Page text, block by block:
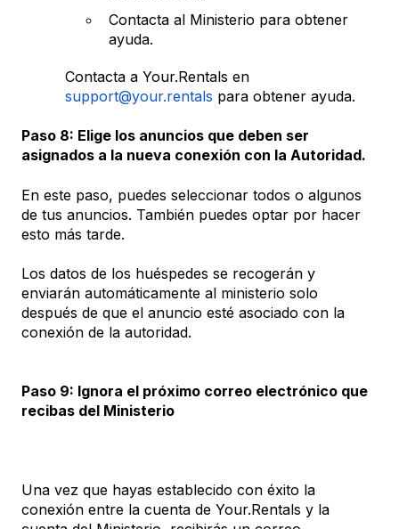
Contacta al Ministerio para obtener
ayuda.
Contacta a Your.Rentals en
support@your.rentals para obtener ayuda.
Paso 8: Elige los anuncios que deben ser
asignados a la nueva conexión con la Autoridad.
En este paso, puedes seleccionar todos o algunos
de tus anuncios. También puedes optar por hacer
esto más tarde.
Los datos de los huéspedes se recogerán y
enviarán automáticamente al ministerio solo
después de que el anuncio esté asociado con la
conexión de la autoridad.
Paso 9: Ignora el próximo correo electrónico que
recibas del Ministerio
Una vez que hayas establecido con éxito la
conexión entre la cuenta de Your.Rentals y la